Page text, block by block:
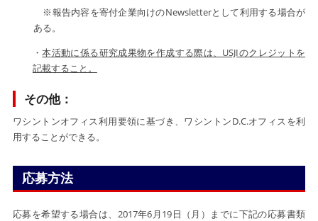
※報告内容を寄付企業向けのNewsletterとして利用する場合が
ある。
・本活動に係る研究成果物を作成する際は、USJIのクレジットを
記載すること。
その他：
ワシントンオフィス利用要領に基づき、ワシントンD.C.オフィスを利
用することができる。
応募方法
応募を希望する場合は、2017年6月19日（月）までに下記の応募書類